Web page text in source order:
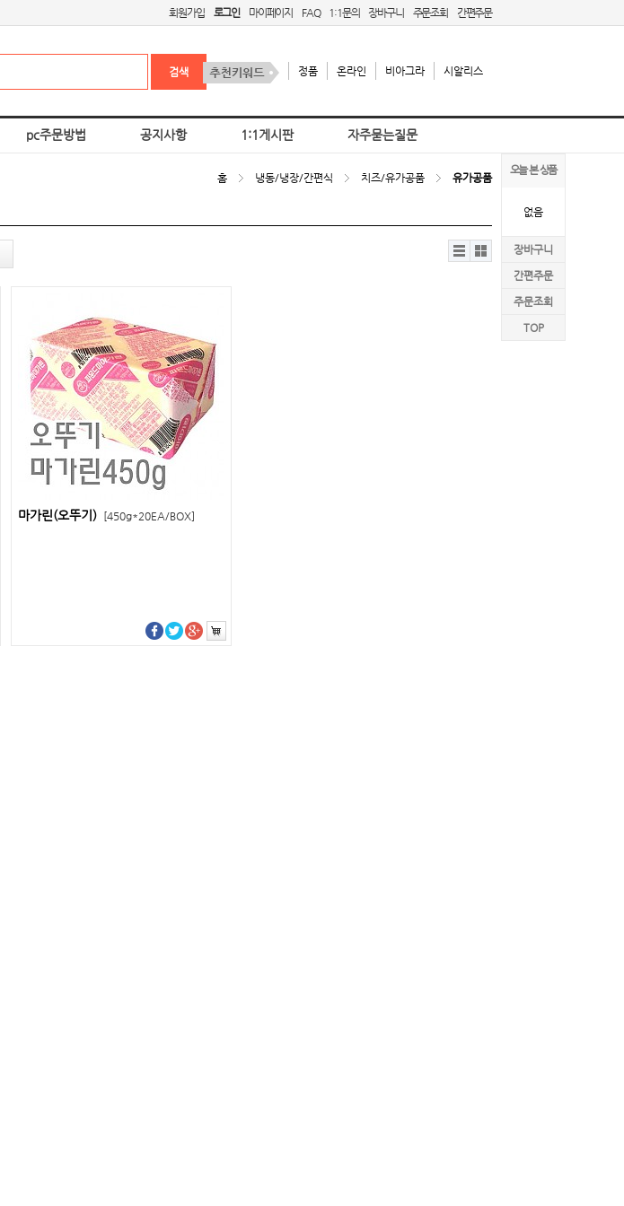
회원가입 로그인 마이페이지 FAQ 1:1문의 장바구니 주문조회 간편주문
정품 온라인 비아그라 시알리스
pc주문방법 공지사항 1:1게시판 자주묻는질문
오늘 본 상품
없음
장바구니
간편주문
주문조회
TOP
홈 냉동/냉장/간편식 치즈/유가공품 유가공품
리스
트뷰
갤러
리뷰
마가린(오뚜기) [450g*20EA/BOX]